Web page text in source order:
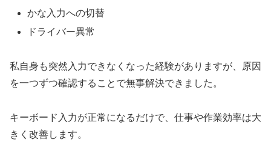
かな入力への切替
ドライバー異常
私自身も突然入力できなくなった経験がありますが、原因
を一つずつ確認することで無事解決できました。
キーボード入力が正常になるだけで、仕事や作業効率は大
きく改善します。